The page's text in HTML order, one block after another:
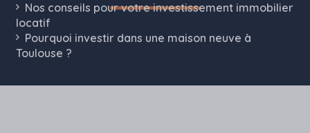
Nos conseils pour votre investissement immobilier
locatif
Pourquoi investir dans une maison neuve à
Toulouse ?